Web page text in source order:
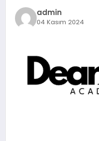
EKONOMI
SIYASET
admin
04 Kasım 2024